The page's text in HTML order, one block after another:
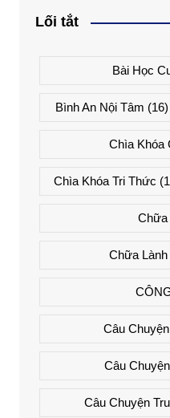
Lối tắt
Bài Học
Bình An Nội Tâm (16)
Chìa Khóa
Chìa Khóa Tri Thức
Chữa
Chữa
Câu
Câu
Câu Chuyện